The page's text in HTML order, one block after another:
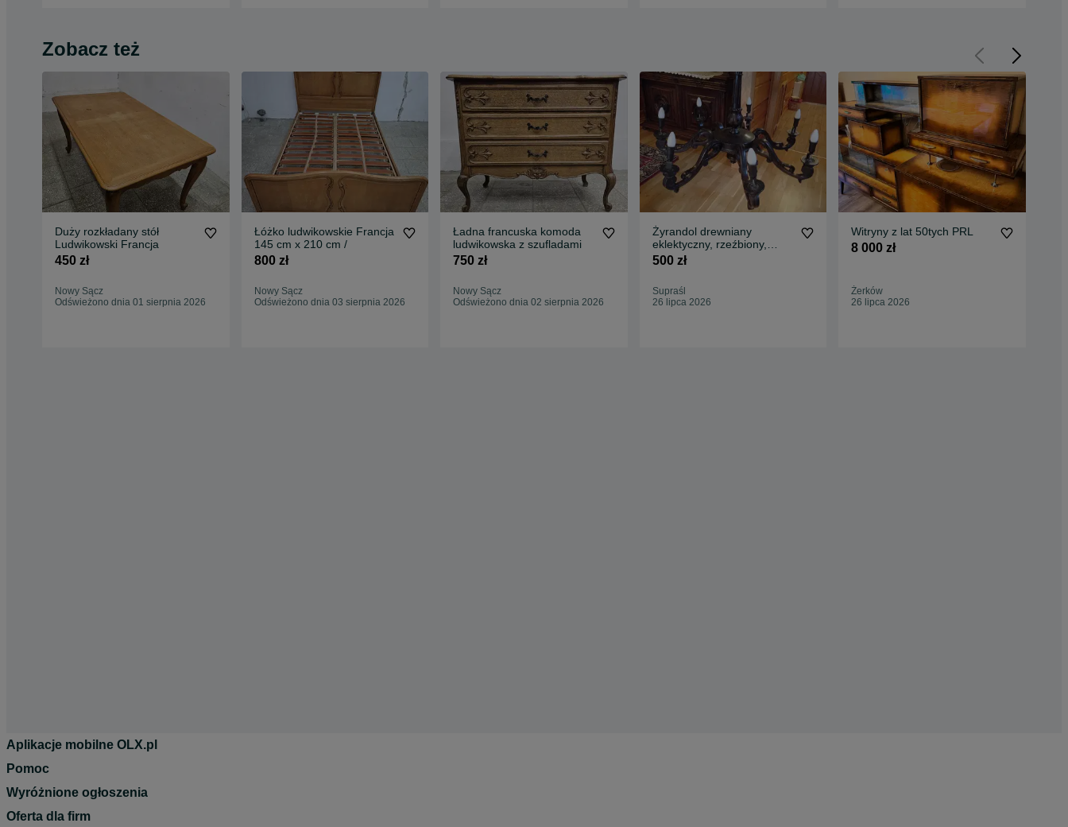
Zobacz też
Duży rozkładany stół
Ludwikowski Francja
450 zł
Nowy Sącz
Odświeżono dnia 01 sierpnia 2026
Łóżko ludwikowskie Francja
145 cm x 210 cm /
800 zł
Nowy Sącz
Odświeżono dnia 03 sierpnia 2026
Ładna francuska komoda
ludwikowska z szufladami
750 zł
Nowy Sącz
Odświeżono dnia 02 sierpnia 2026
Żyrandol drewniany
eklektyczny, rzeźbiony,
rustykalny 7 ramienny
500 zł
Supraśl
26 lipca 2026
Witryny z lat 50tych PRL
8 000 zł
Żerków
26 lipca 2026
Aplikacje mobilne OLX.pl
Pomoc
Wyróżnione ogłoszenia
Oferta dla firm